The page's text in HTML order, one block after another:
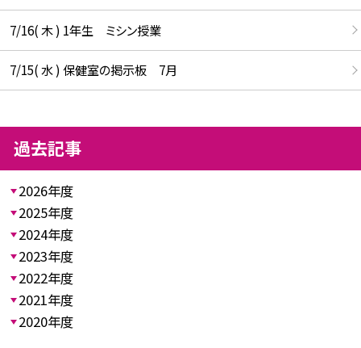
7/16( 木 ) 1年生 ミシン授業
7/15( 水 ) 保健室の掲示板 7月
過去記事
2026年度
2025年度
2024年度
2023年度
2022年度
2021年度
2020年度